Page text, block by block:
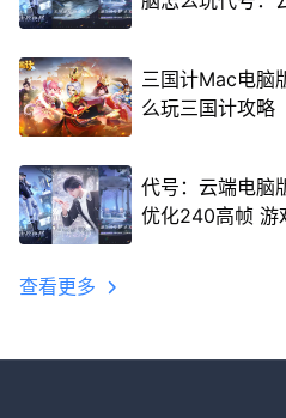
三国计Mac电脑
么玩三国计攻略
代号：云端电脑
优化240高帧 游
查看更多